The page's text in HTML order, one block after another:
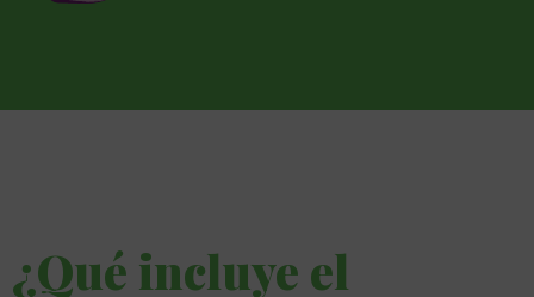
¿Qué incluye el